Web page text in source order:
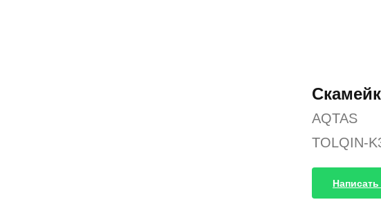
AQTAS
TOLQIN-